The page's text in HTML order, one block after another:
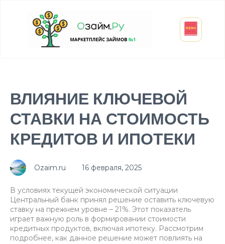
ВЛИЯНИЕ КЛЮЧЕВОЙ
СТАВКИ НА СТОИМОСТЬ
КРЕДИТОВ И ИПОТЕКИ
Ozaim.ru 16 февраля, 2025
В условиях текущей экономической ситуации
Центральный банк принял решение оставить ключевую
ставку на прежнем уровне – 21%. Этот показатель
играет важную роль в формировании стоимости
кредитных продуктов, включая ипотеку. Рассмотрим
подробнее, как данное решение может повлиять на